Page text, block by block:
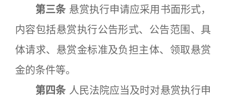
第三条 悬赏执行申请应采用书面形式，
内容包括悬赏执行公告形式、公告范围、具
体请求、悬赏金标准及负担主体、领取悬赏
金的条件等。
第四条 人民法院应当及时对悬赏执行申